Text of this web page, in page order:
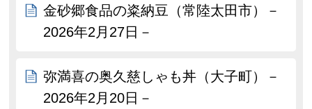
金砂郷食品の粢納豆（常陸太田市）－
2026年2月27日－
弥満喜の奥久慈しゃも丼（大子町）－
2026年2月20日－